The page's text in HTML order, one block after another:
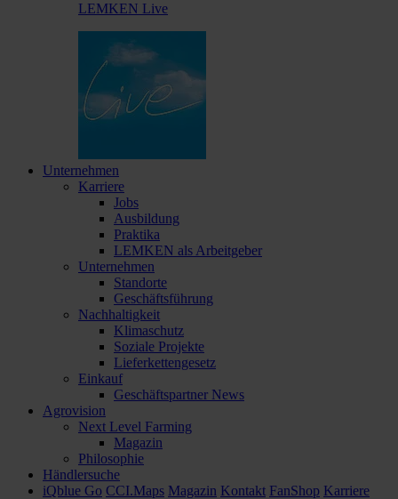
LEMKEN Live
Unternehmen
Karriere
Jobs
Ausbildung
Praktika
LEMKEN als Arbeitgeber
Unternehmen
Standorte
Geschäftsführung
Nachhaltigkeit
Klimaschutz
Soziale Projekte
Lieferkettengesetz
Einkauf
Geschäftspartner News
Agrovision
Next Level Farming
Magazin
Philosophie
Händlersuche
iQblue Go CCI.Maps Magazin Kontakt FanShop Karriere